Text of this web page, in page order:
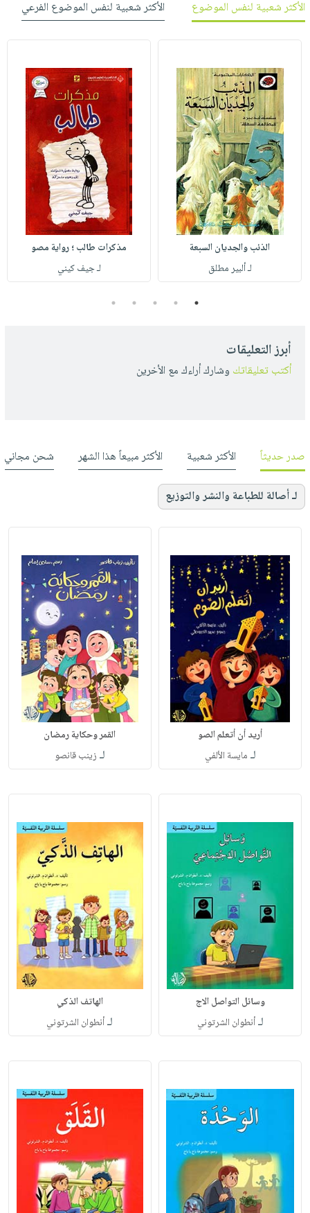
الأكثر شعبية لنفس الموضوع الأكثر شعبية لنفس الموضوع الفرعي
الذئب والجديان السبعة
لـ ألبير مطلق
مذكرات طالب ؛ رواية مصو
لـ جيف كيني
1
2
3
4
5
أبرز التعليقات
أكتب تعليقاتك وشارك أراءك مع الأخرين
صدر حديثاً الأكثر شعبية الأكثر مبيعاً هذا الشهر شحن مجاني
لـ أصالة للطباعة والنشر والتوزيع
أريد أن أتعلم الصو
لـ مايسة الألفي
القمر وحكاية رمضان
لـ زينب قانصو
وسائل التواصل الاج
لـأنطوان الشرتوني
الهاتف الذكي
لـأنطوان الشرتوني